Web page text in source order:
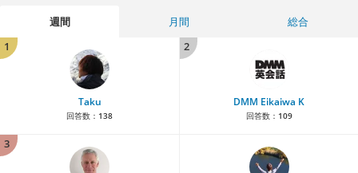
週間 月間
総合
1
Taku
回答数： 138
2
DMM Eikaiwa K
回答数： 109
3